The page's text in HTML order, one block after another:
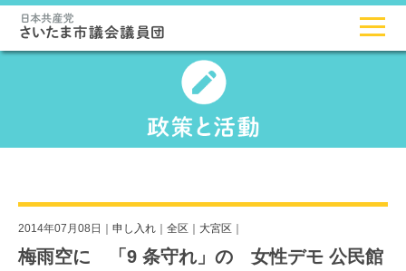
2014年07月08日｜ 申し入れ 全区 大宮区
梅雨空に 「9 条守れ」の 女性デモ 公民館